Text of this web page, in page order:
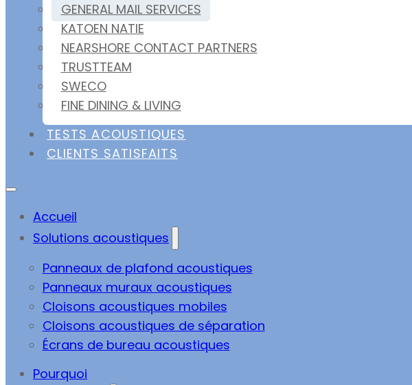
GENERAL MAIL SERVICES
KATOEN NATIE
NEARSHORE CONTACT PARTNERS
TRUSTTEAM
SWECO
FINE DINING & LIVING
TESTS ACOUSTIQUES
CLIENTS SATISFAITS
Accueil
Solutions acoustiques
Panneaux de plafond acoustiques
Panneaux muraux acoustiques
Cloisons acoustiques mobiles
Cloisons acoustiques de séparation
Écrans de bureau acoustiques
Pourquoi